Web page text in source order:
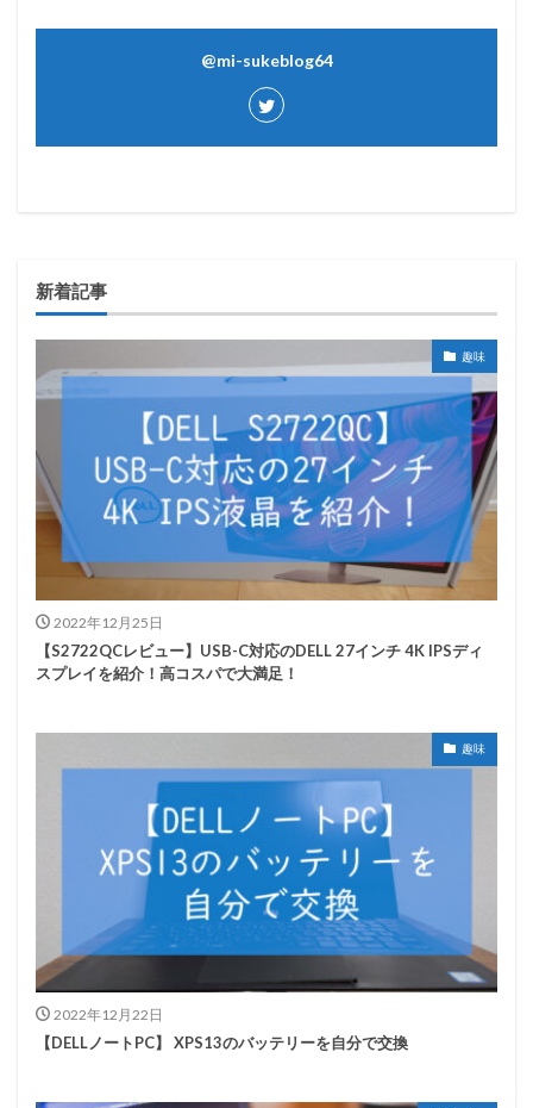
@mi-sukeblog64
新着記事
趣味
2022年12月25日
【S2722QCレビュー】USB-C対応のDELL 27インチ 4K IPSディ
スプレイを紹介！高コスパで大満足！
趣味
2022年12月22日
【DELLノートPC】 XPS13のバッテリーを自分で交換